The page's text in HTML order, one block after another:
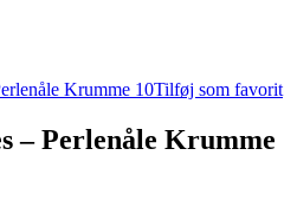
Tilføj som favorit
– Perlenåle Krumme